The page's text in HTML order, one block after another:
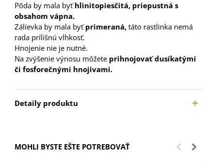
Pôda by mala byťhlinitopiesčitá, priepustná s
obsahom vápna.
Zálievka by mala byťprimeraná, táto rastlinka nemá
rada prílišnú vlhkosť.
Hnojenie nie je nutné.
Na zvýšenie výnosu môžete prihnojovať dusíkatými
či fosforečnými hnojivami.
Detaily produktu
MOHLI BYSTE EŠTE POTREBOVAŤ